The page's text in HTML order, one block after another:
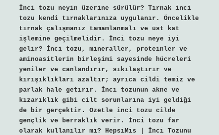
İnci tozu neyin üzerine sürülür? Tırnak inci
tozu kendi tırnaklarınıza uygulanır. Öncelikle
tırnak çalışmanız tamamlanmalı ve üst kat
işlemine geçilmelidir. İnci tozu neye iyi
gelir? İnci tozu, mineraller, proteinler ve
aminoasitlerin birleşimi sayesinde hücreleri
yeniler ve canlandırır, sıkılaştırır ve
kırışıklıkları azaltır; ayrıca cildi temiz ve
parlak hale getirir. İnci tozunun akne ve
kızarıklık gibi cilt sorunlarına iyi geldiği
de bir gerçektir. Özetle inci tozu cilde
gençlik ve berraklık verir. İnci tozu far
olarak kullanılır mı? HepsiMis | İnci Tozunu